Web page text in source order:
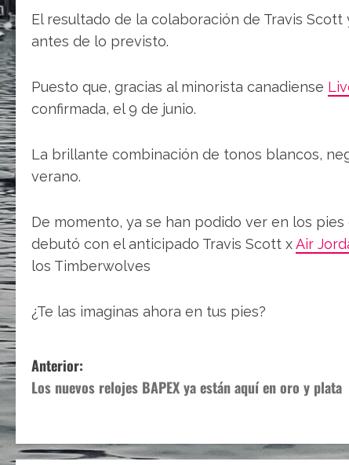
El resultado de la colaboración de Travis Scott
antes de lo previsto.
Puesto que, gracias al minorista canadiense
confirmada, el 9 de junio.
La brillante combinación de tonos blancos,
verano.
De momento, ya se han podido ver en los pies
debutó con el anticipado Travis Scott xAir
los Timberwolves
¿Te las imaginas ahora en tus pies?
N
a
v
Anterior:
Los nuevos relojes BAPEX ya están aquí en oro y plata